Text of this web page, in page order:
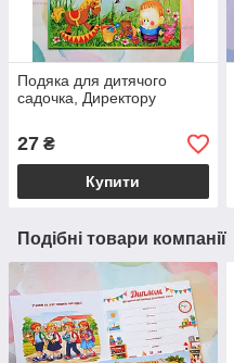
Подяка для дитячого
садочка, Директору
27 ₴
Купити
Подібні товари компанії